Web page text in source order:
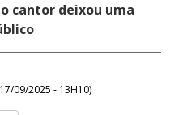
cantor deixou uma
17/09/2025 - 13H10)